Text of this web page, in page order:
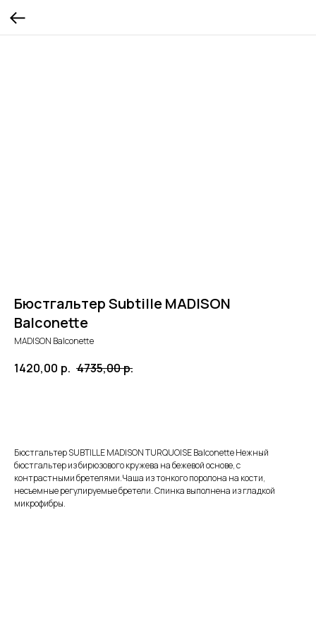
Бюстгальтер Subtille MADISON
Balconette
MADISON Balconette
1420,00 р. 4735,00р.
Бюстгальтер SUBTILLE MADISON TURQUOISE Balconette Нежный
бюстгальтер из бирюзового кружева на бежевой основе, с
контрастными бретелями.Чаша из тонкого поролона на кости,
несъемные регулируемые бретели. Спинка выполнена из гладкой
микрофибры.